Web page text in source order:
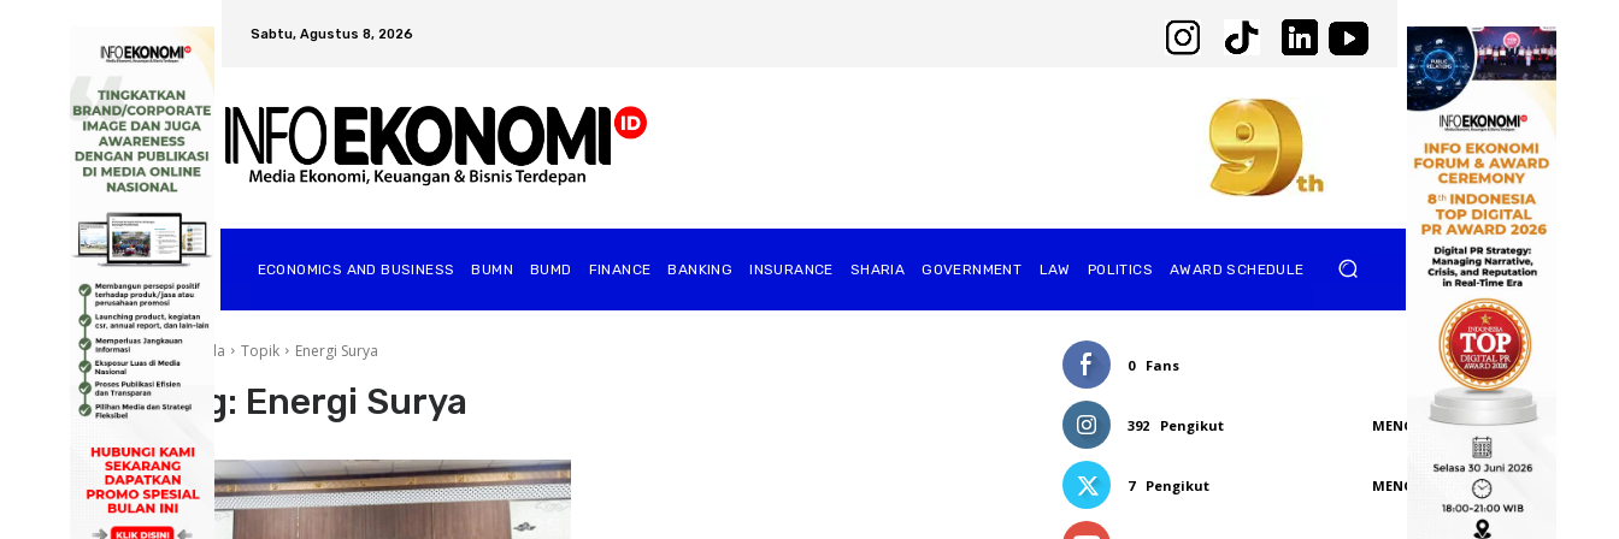
Sabtu, Agustus 8, 2026
ECONOMICS AND BUSINESS BUMN BUMD FINANCE BANKING INSURANCE SHARIA GOVERNMENT ⁠LAW POLITICS AWARD SCHEDULE
Beranda Topik Energi Surya
Tag: Energi Surya
0 Fans SUKA
392 Pengikut MENGIKUTI
7 Pengikut MENGIKUTI